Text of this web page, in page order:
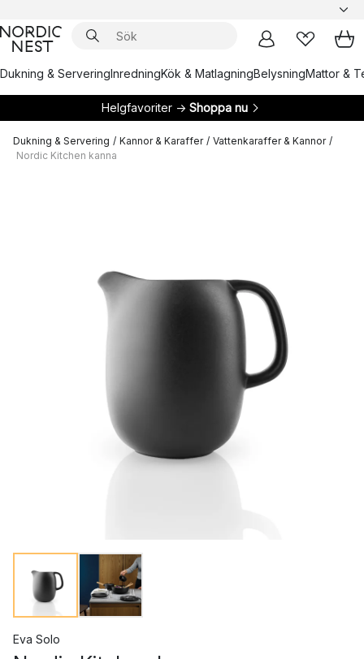
Dukning & ServeringInredningKök & MatlagningBelysningMattor &
Helgfavoriter → Shoppa nu
Dukning & Servering / Kannor & Karaffer / Vattenkaraffer & Kannor /
Nordic Kitchen kanna
Eva Solo